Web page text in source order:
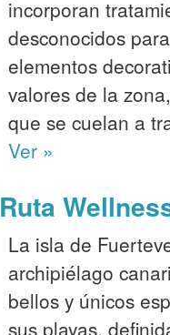
incorporan
desconocidos
elementos
valores de la
que se cuelan a
Ver »
Ruta
La isla de
archipiélago
bellos y únicos
sus playas,